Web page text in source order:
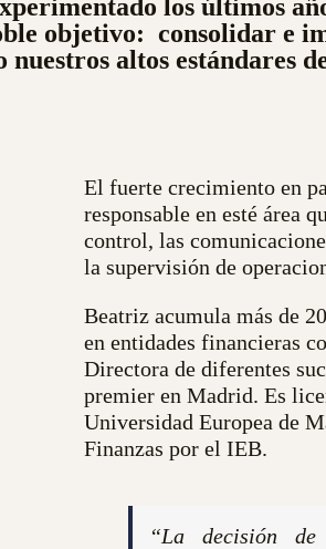
los últimos
objetivo: consolidar e
altos estándares
El fuerte crecimiento en
responsable en esté área
control, las
la supervisión de
Beatriz acumula más de
en entidades financieras
Directora de diferentes
premier en Madrid. Es
Universidad Europea de
Finanzas por el IEB.
“La decisión